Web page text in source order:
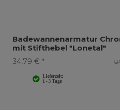
Badewannenarmatur
mit Stifthebel "Lonetal"
34,79 € *